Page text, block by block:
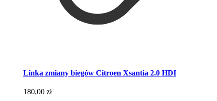
Linka zmiany biegów Citroen Xsantia 2.0 HDI
180,00 zł